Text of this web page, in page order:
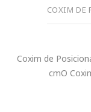
COXIM DE
Coxim de
cmO